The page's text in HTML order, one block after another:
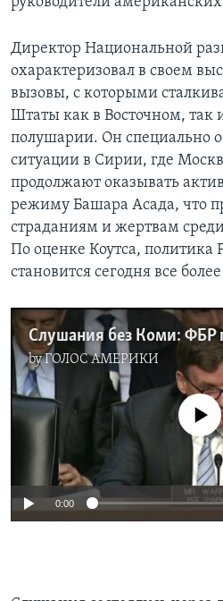
Директор Национальной
охарактеризовал в своем
вызовы, с которыми
Штаты как в Восточном, так
полушарии. Он специально
ситуации в Сирии, где
продолжают оказывать
режиму Башара Асада, что
страданиям и жертвам
По оценке Коутса, политика
становится сегодня все
byГОЛОС АМЕРИКИ
No media source
0:00